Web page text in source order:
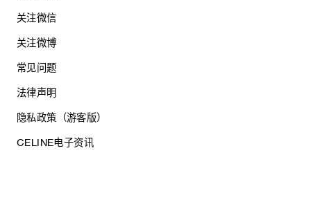
关注微信
关注微博
常见问题
法律声明
隐私政策（游客版）
CELINE电子资讯